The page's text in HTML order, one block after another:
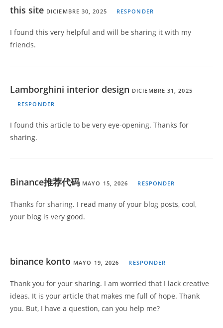
this site DICIEMBRE 30, 2025 RESPONDER
I found this very helpful and will be sharing it with my
friends.
Lamborghini interior design DICIEMBRE 31, 2025
RESPONDER
I found this article to be very eye-opening. Thanks for
sharing.
Binance推荐代码 MAYO 15, 2026 RESPONDER
Thanks for sharing. I read many of your blog posts, cool,
your blog is very good.
binance konto MAYO 19, 2026 RESPONDER
Thank you for your sharing. I am worried that I lack creative
ideas. It is your article that makes me full of hope. Thank
you. But, I have a question, can you help me?